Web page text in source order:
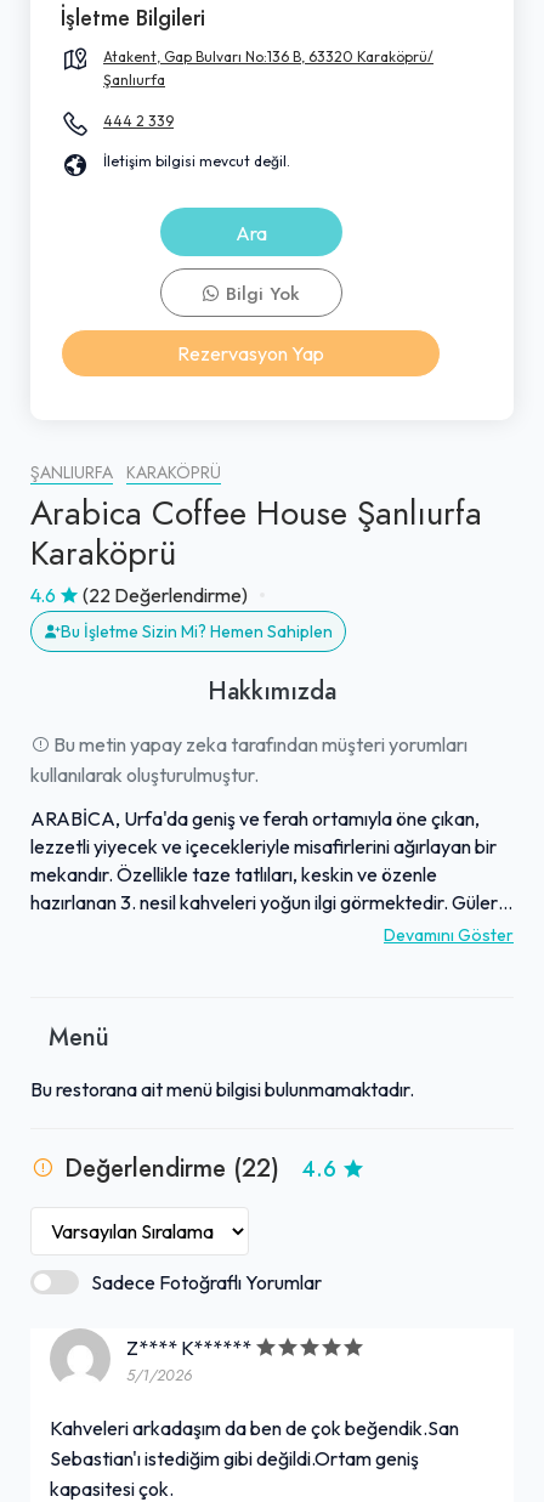
ŞANLIURFA KARAKÖPRÜ
Arabica Coffee House Şanlıurfa
Karaköprü
4.6 (22 Değerlendirme)
Bu İşletme Sizin Mi? Hemen Sahiplen
Hakkımızda
Bu metin yapay zeka tarafından müşteri yorumları
kullanılarak oluşturulmuştur.
ARABİCA, Urfa'da geniş ve ferah ortamıyla öne çıkan,
lezzetli yiyecek ve içecekleriyle misafirlerini ağırlayan bir
mekandır. Özellikle taze tatlıları, keskin ve özenle
hazırlanan 3. nesil kahveleri yoğun ilgi görmektedir. Güler
yüzlü ve ilgili çalışanlarıyla kaliteli hizmet sunan işletme,
vermektedir. Kaliteli ürünleri, zengin menüsü ve
isteyenlerin tercihidir.
Devamını Göster
Menü
Bu restorana ait menü bilgisi bulunmamaktadır.
Değerlendirme (22) 4.6
Sadece Fotoğraflı Yorumlar
Z**** K******
5/1/2026
Kahveleri arkadaşım da ben de çok beğendik.San
Sebastian'ı istediğim gibi değildi.Ortam geniş
kapasitesi çok.
İşletme Bilgileri
Atakent, Gap Bulvarı No:136 B, 63320 Karaköprü/
Şanlıurfa
444 2 339
İletişim bilgisi mevcut değil.
Ara
Bilgi Yok
Rezervasyon Yap